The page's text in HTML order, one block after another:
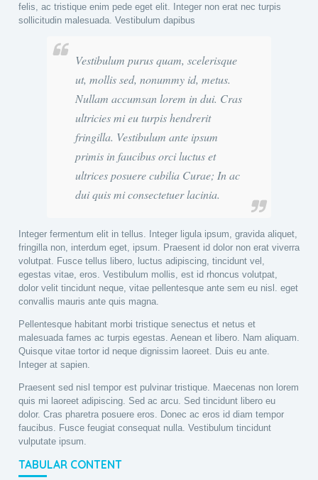
felis, ac tristique enim pede eget elit. Integer non erat nec turpis
sollicitudin malesuada. Vestibulum dapibus
Vestibulum purus quam, scelerisque
ut, mollis sed, nonummy id, metus.
Nullam accumsan lorem in dui. Cras
ultricies mi eu turpis hendrerit
fringilla. Vestibulum ante ipsum
primis in faucibus orci luctus et
ultrices posuere cubilia Curae; In ac
dui quis mi consectetuer lacinia.
Integer fermentum elit in tellus. Integer ligula ipsum, gravida aliquet,
fringilla non, interdum eget, ipsum. Praesent id dolor non erat viverra
volutpat. Fusce tellus libero, luctus adipiscing, tincidunt vel,
egestas vitae, eros. Vestibulum mollis, est id rhoncus volutpat,
dolor velit tincidunt neque, vitae pellentesque ante sem eu nisl. eget
convallis mauris ante quis magna.
Pellentesque habitant morbi tristique senectus et netus et
malesuada fames ac turpis egestas. Aenean et libero. Nam aliquam.
Quisque vitae tortor id neque dignissim laoreet. Duis eu ante.
Integer at sapien.
Praesent sed nisl tempor est pulvinar tristique. Maecenas non lorem
quis mi laoreet adipiscing. Sed ac arcu. Sed tincidunt libero eu
dolor. Cras pharetra posuere eros. Donec ac eros id diam tempor
faucibus. Fusce feugiat consequat nulla. Vestibulum tincidunt
vulputate ipsum.
TABULAR CONTENT